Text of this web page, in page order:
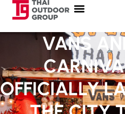
VANS
OFFICIALLY